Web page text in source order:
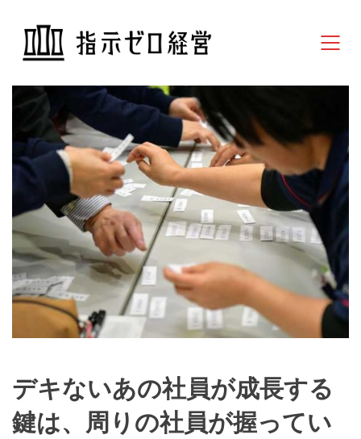
デキないあの社員が成長する
鍵は、周りの社員が握ってい